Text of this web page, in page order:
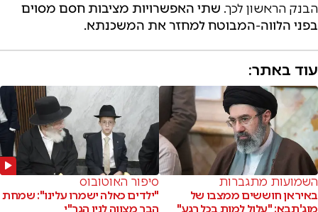
הבנק הראשון לכך. שתי האפשרויות מציבות חסם מסוים
בפני הלווה-המבוטח למחזר את המשכנתא.
עוד באתר:
השמועות מתגברות
באיראן חוששים ממצבו של
מוג'תבא: "עלול למות בכל רגע"
סיפור האוטובוס
"ילדים כאלה ישמרו עלינו": שמחת
הבר מצווה לנין הגר"י